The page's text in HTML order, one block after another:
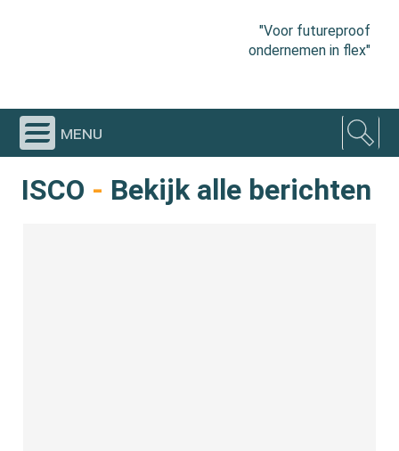
"Voor futureproof
ondernemen in flex"
menu
ISCO - Bekijk alle berichten